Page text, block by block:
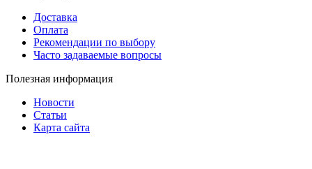
Доставка
Оплата
Рекомендации по выбору
Часто задаваемые вопросы
Полезная информация
Новости
Статьи
Карта сайта